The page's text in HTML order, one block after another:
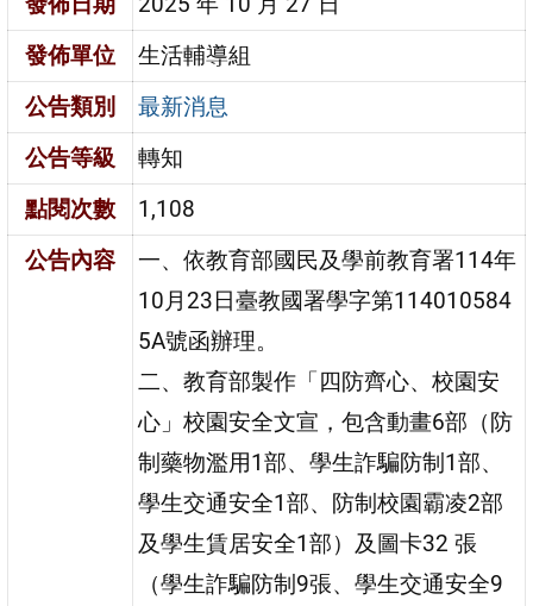
發佈單位
生活輔導組
公告類別
最新消息
公告等級
轉知
點閱次數
1,108
公告內容
一、依教育部國民及學前教育署114年
10月23日臺教國署學字第114010584
5A號函辦理。
二、教育部製作「四防齊心、校園安
心」校園安全文宣，包含動畫6部（防
制藥物濫用1部、學生詐騙防制1部、
學生交通安全1部、防制校園霸凌2部
及學生賃居安全1部）及圖卡32 張
（學生詐騙防制9張、學生交通安全9